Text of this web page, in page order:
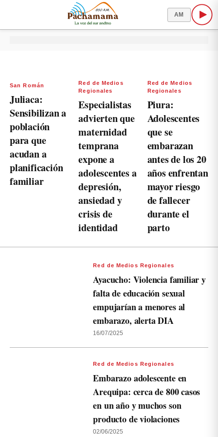
AM
San Román
Juliaca:
Sensibilizan a
población
para que
acudan a
planificación
familiar
Red de Medios
Regionales
Especialistas
advierten que
maternidad
temprana
expone a
adolescentes a
depresión,
ansiedad y
crisis de
identidad
Red de Medios
Regionales
Piura:
Adolescentes
que se
embarazan
antes de los 20
años enfrentan
mayor riesgo
de fallecer
durante el
parto
Red de Medios Regionales
Ayacucho: Violencia familiar y
falta de educación sexual
empujarían a menores al
embarazo, alerta DIA
16/07/2025
Red de Medios Regionales
Embarazo adolescente en
Arequipa: cerca de 800 casos
en un año y muchos son
producto de violaciones
02/06/2025